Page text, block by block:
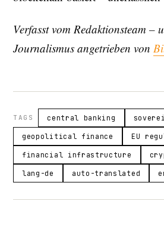
Verfasst vom Redaktionsteam –
Journalismus angetrieben von
TAGS central banking
geopolitical finance EU
financial infrastructure
lang-de auto-translated